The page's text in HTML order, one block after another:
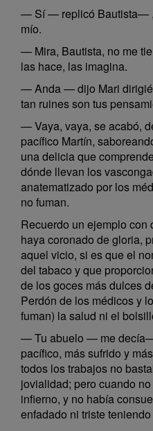
— Sí — replicó Bautista— ,
mío.
— Mira, Bautista, no me
las hace, las imagina.
— Anda — dijo Mari
tan ruines son tus
— Vaya, vaya, se acabó,
pacífico Martín,
una delicia que
dónde llevan los
anatematizado por los
no fuman.
Recuerdo un ejemplo con
haya coronado de gloria,
aquel vicio, si es que el
del tabaco y que
de los goces más dulces
Perdón de los médicos y
fuman) la salud ni el
— Tu abuelo — me
pacífico, más sufrido y
todos los trabajos no
jovialidad; pero cuando
infierno, y no había
enfadado ni triste